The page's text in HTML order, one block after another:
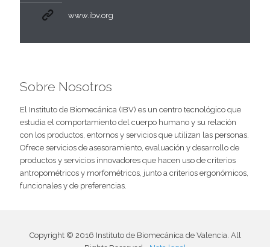
www.ibv.org
Sobre Nosotros
El Instituto de Biomecánica (IBV) es un centro tecnológico que
estudia el comportamiento del cuerpo humano y su relación
con los productos, entornos y servicios que utilizan las personas.
Ofrece servicios de asesoramiento, evaluación y desarrollo de
productos y servicios innovadores que hacen uso de criterios
antropométricos y morfométricos, junto a criterios ergonómicos,
funcionales y de preferencias.
Copyright © 2016 Instituto de Biomecánica de Valencia. All